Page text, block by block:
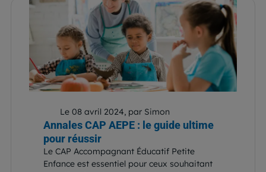
Le 08 avril 2024, par Simon
Annales CAP AEPE : le guide ultime
pour réussir
Le CAP Accompagnant Éducatif Petite
Enfance est essentiel pour ceux souhaitant